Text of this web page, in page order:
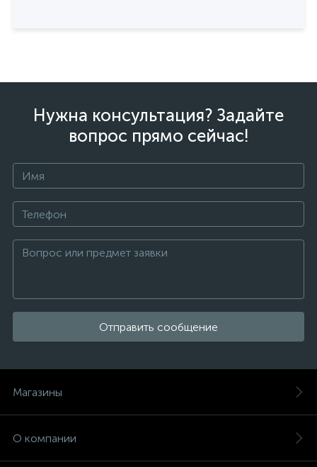
Нужна консультация? Задайте
вопрос прямо сейчас!
Отправить сообщение
Магазины
О компании